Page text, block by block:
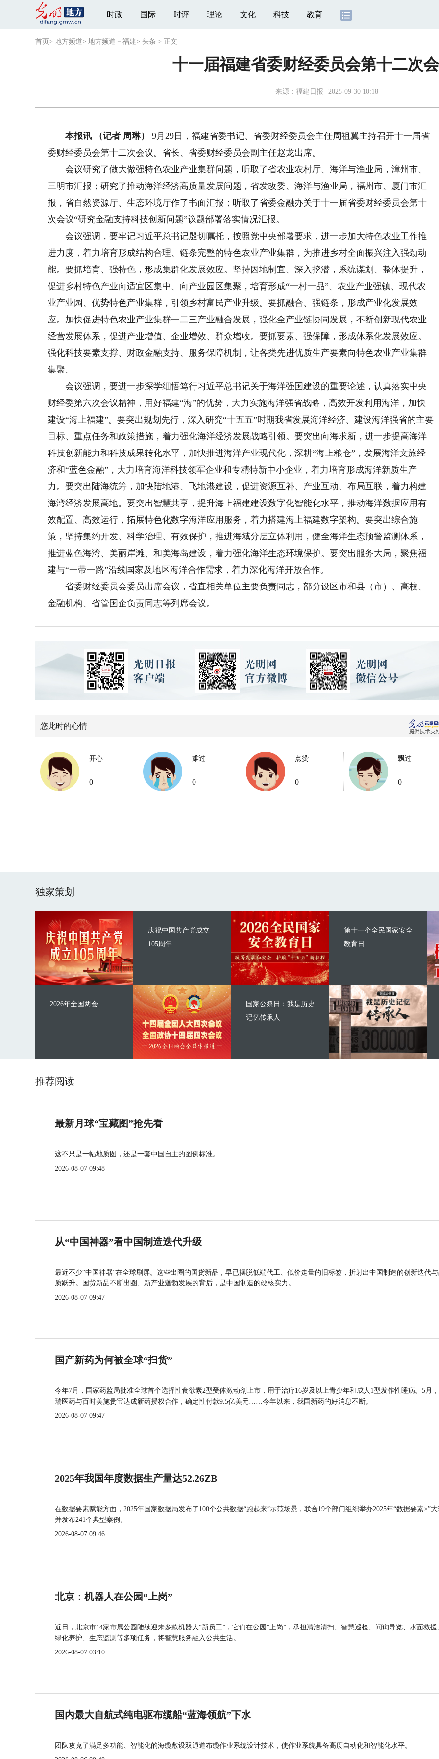
时政 国际 时评 理论 文化 科技 教育
首页 > 地方频道> 地方频道－福建> 头条 > 正文
十一届福建省委财经委员会第十二次
来源： 福建日报 2025-09-30 10:18
本报讯 （记者 周琳）
9月29日，福建省委书记、省委财经委员会主任周祖翼主持召开十一届省
委财经委员会第十二次会议。省长、省委财经委员会副主任赵龙出席。
会议研究了做大做强特色农业产业集群问题，听取了省农业农村厅、海洋与渔业局，漳州市、
三明市汇报；研究了推动海洋经济高质量发展问题，省发改委、海洋与渔业局，福州市、厦门市汇
报，省自然资源厅、生态环境厅作了书面汇报；听取了省委金融办关于十一届省委财经委员会第十
次会议“研究金融支持科技创新问题”议题部署落实情况汇报。
会议强调，要牢记习近平总书记殷切嘱托，按照党中央部署要求，进一步加大特色农业工作推
进力度，着力培育形成结构合理、链条完整的特色农业产业集群，为推进乡村全面振兴注入强劲动
能。要抓培育、强特色，形成集群化发展效应。坚持因地制宜、深入挖潜，系统谋划、整体提升，
促进乡村特色产业向适宜区集中、向产业园区集聚，培育形成“一村一品”、农业产业强镇、现代农
业产业园、优势特色产业集群，引领乡村富民产业升级。要抓融合、强链条，形成产业化发展效
应。加快促进特色农业产业集群一二三产业融合发展，强化全产业链协同发展，不断创新现代农业
经营发展体系，促进产业增值、企业增效、群众增收。要抓要素、强保障，形成体系化发展效应。
强化科技要素支撑、财政金融支持、服务保障机制，让各类先进优质生产要素向特色农业产业集群
集聚。
会议强调，要进一步深学细悟笃行习近平总书记关于海洋强国建设的重要论述，认真落实中央
财经委第六次会议精神，用好福建“海”的优势，大力实施海洋强省战略，高效开发利用海洋，加快
建设“海上福建”。要突出规划先行，深入研究“十五五”时期我省发展海洋经济、建设海洋强省的主要
目标、重点任务和政策措施，着力强化海洋经济发展战略引领。要突出向海求新，进一步提高海洋
科技创新能力和科技成果转化水平，加快推进海洋产业现代化，深耕“海上粮仓”，发展海洋文旅经
济和“蓝色金融”，大力培育海洋科技领军企业和专精特新中小企业，着力培育形成海洋新质生产
力。要突出陆海统筹，加快陆地港、飞地港建设，促进资源互补、产业互动、布局互联，着力构建
海湾经济发展高地。要突出智慧共享，提升海上福建建设数字化智能化水平，推动海洋数据应用有
效配置、高效运行，拓展特色化数字海洋应用服务，着力搭建海上福建数字架构。要突出综合施
策，坚持集约开发、科学治理、有效保护，推进海域分层立体利用，健全海洋生态预警监测体系，
推进蓝色海湾、美丽岸滩、和美海岛建设，着力强化海洋生态环境保护。要突出服务大局，聚焦福
建与“一带一路”沿线国家及地区海洋合作需求，着力深化海洋开放合作。
省委财经委员会委员出席会议，省直相关单位主要负责同志，部分设区市和县（市）、高校、
金融机构、省管国企负责同志等列席会议。
您此时的心情
开心
0
难过
0
点赞
0
飘过
0
独家策划
庆祝中国共产党成立
105周年
2026年全国两会
第十一个全民国家安全
教育日
国家公祭日：我是历史
记忆传承人
推荐阅读
最新月球“宝藏图”抢先看
这不只是一幅地质图，还是一套中国自主的图例标准。
2026-08-07 09:48
从“中国神器”看中国制造迭代升级
最近不少“中国神器”在全球刷屏。这些出圈的国货新品，早已摆脱低端代工、低价走量的旧标签，折射出中国制造的创新迭代
质跃升。国货新品不断出圈、新产业蓬勃发展的背后，是中国制造的硬核实力。
2026-08-07 09:47
国产新药为何被全球“扫货”
今年7月，国家药监局批准全球首个选择性食欲素2型受体激动剂上市，用于治疗16岁及以上青少年和成人1型发作性睡病。5月
瑞医药与百时美施贵宝达成新药授权合作，确定性付款9.5亿美元……今年以来，我国新药的好消息不断。
2026-08-07 09:47
2025年我国年度数据生产量达52.26ZB
在数据要素赋能方面，2025年国家数据局发布了100个公共数据“跑起来”示范场景，联合19个部门组织举办2025年“数据要素×”大
并发布241个典型案例。
2026-08-07 09:46
北京：机器人在公园“上岗”
近日，北京市14家市属公园陆续迎来多款机器人“新员工”，它们在公园“上岗”，承担清洁清扫、智慧巡检、问询导览、水面救援
绿化养护、生态监测等多项任务，将智慧服务融入公共生活。
2026-08-07 03:10
国内最大自航式纯电驱布缆船“蓝海领航”下水
团队攻克了满足多功能、智能化的海缆敷设双通道布缆作业系统设计技术，使作业系统具备高度自动化和智能化水平。